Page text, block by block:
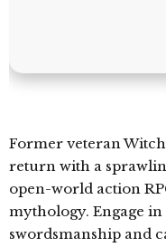
Former veteran
return with a
open-world action
mythology. Engage
swordsmanship and